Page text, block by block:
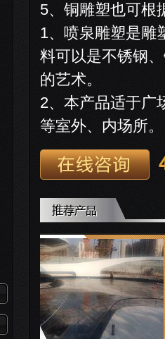
5、铜雕塑也可根
1、喷泉雕塑是雕
料可以是不锈钢
的艺术。
2、本产品适于广
等室外、内场所。